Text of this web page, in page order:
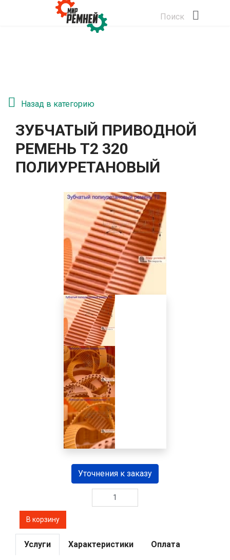
Поиск
Назад в категорию
ЗУБЧАТЫЙ ПРИВОДНОЙ
РЕМЕНЬ T2 320
ПОЛИУРЕТАНОВЫЙ
Уточнения к заказу
Услуги Характеристики Оплата